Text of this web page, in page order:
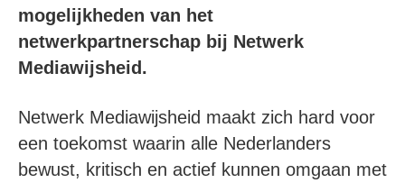
mogelijkheden van het
netwerkpartnerschap bij Netwerk
Mediawijsheid.
Netwerk Mediawijsheid maakt zich hard voor
een toekomst waarin alle Nederlanders
bewust, kritisch en actief kunnen omgaan met